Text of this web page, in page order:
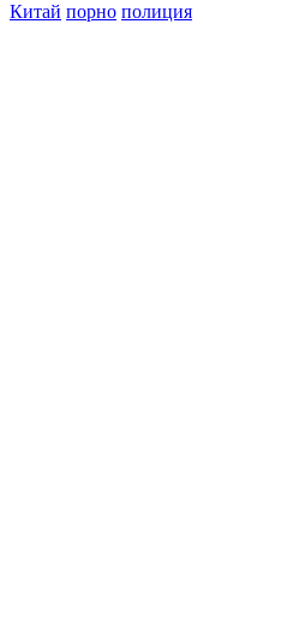
Китай порно полиция